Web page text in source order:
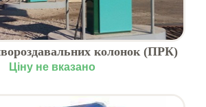
колонок (ПРК)
АЗС та агросектору
Ціну не вказано